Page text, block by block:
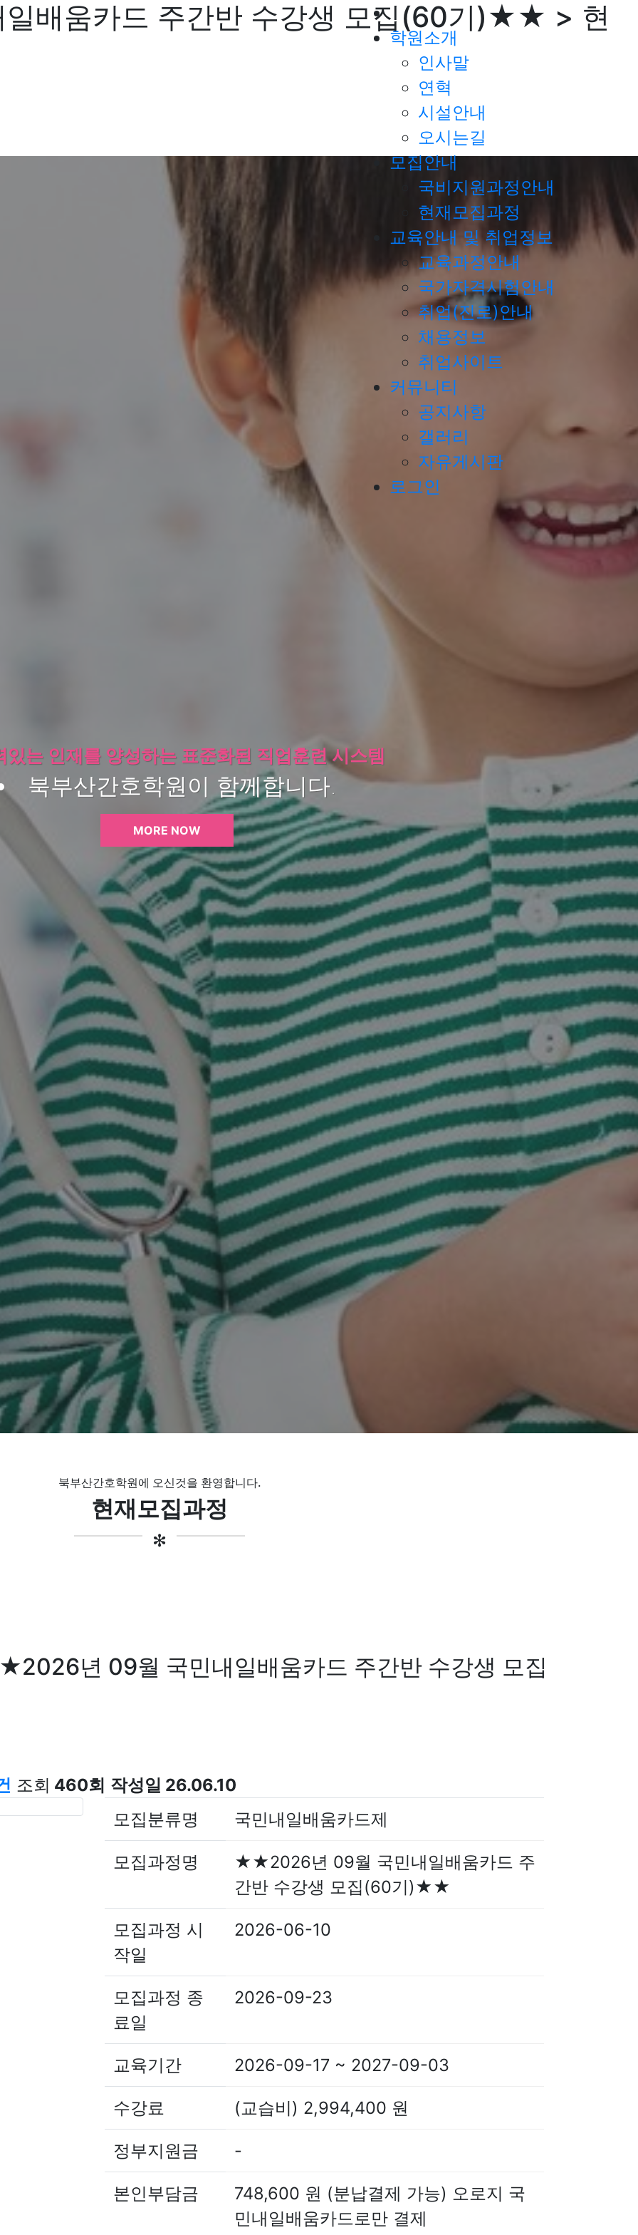
배움카드 주간반 수강생 모집(60기)★★ > 현
학원소개
인사말
연혁
시설안내
오시는길
모집안내
국비지원과정안내
현재모집과정
교육안내 및 취업정보
교육과정안내
국가자격시험안내
취업(진로)안내
채용정보
취업사이트
커뮤니티
공지사항
갤러리
자유게시판
로그인
있는 인재를 양성하는 표준화된 직업훈련 시스템
북부산간호학원이 함께합니다.
MORE NOW
북부산간호학원에 오신것을 환영합니다.
현재모집과정
✻
년 09월 국민내일배움카드 주간반 수강생 모집
조회 460회 작성일 26.06.10
모집분류명
국민내일배움카드제
모집과정명
★★2026년 09월 국민내일배움카드 주
간반 수강생 모집(60기)★★
모집과정 시
작일
2026-06-10
모집과정 종
료일
2026-09-23
교육기간 2026-09-17 ~ 2027-09-03
수강료 (교습비) 2,994,400 원
정부지원금 -
본인부담금
748,600 원 (분납결제 가능) 오로지 국
민내일배움카드로만 결제